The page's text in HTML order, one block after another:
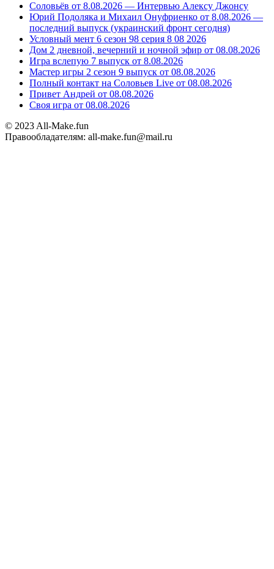
Соловьёв от 8.08.2026 — Интервью Алексу Джонсу
Юрий Подоляка и Михаил Онуфриенко от 8.08.2026 —
последний выпуск (украинский фронт сегодня)
Условный мент 6 сезон 98 серия 8 08 2026
Дом 2 дневной, вечерний и ночной эфир от 08.08.2026
Игра вслепую 7 выпуск от 8.08.2026
Мастер игры 2 сезон 9 выпуск от 08.08.2026
Полный контакт на Соловьев Live от 08.08.2026
Привет Андрей от 08.08.2026
Своя игра от 08.08.2026
© 2023 All-Make.fun
Правообладателям: all-make.fun@mail.ru